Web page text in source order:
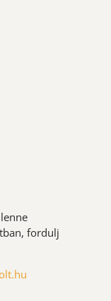
fordulj